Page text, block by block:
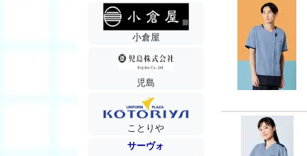
小倉屋
児島
ことりや
サーヴォ